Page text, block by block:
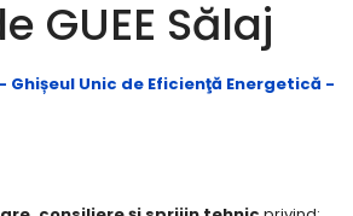
GUEE Sălaj
- Ghișeul Unic de Eficienţă Energetică -